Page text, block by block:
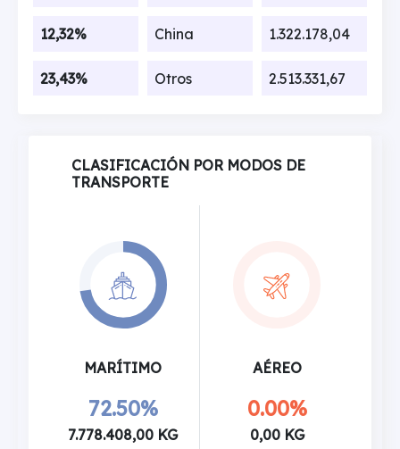
12,32% China 1.322.178,04
23,43% Otros 2.513.331,67
CLASIFICACIÓN POR MODOS DE
TRANSPORTE
MARÍTIMO
72.50%
7.778.408,00 KG
AÉREO
0.00%
0,00 KG